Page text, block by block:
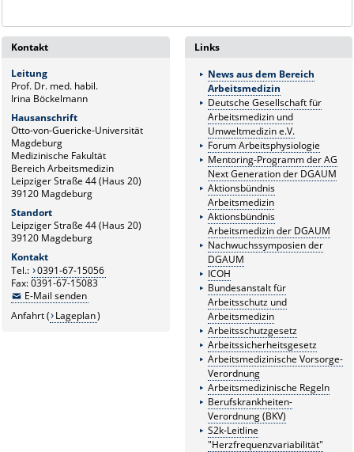
Kontakt
Leitung
Prof. Dr. med. habil.
Irina Böckelmann
Hausanschrift
Otto-von-Guericke-Universität
Magdeburg
Medizinische Fakultät
Bereich Arbeitsmedizin
Leipziger Straße 44 (Haus 20)
39120 Magdeburg
Standort
Leipziger Straße 44 (Haus 20)
39120 Magdeburg
Kontakt
Tel.: 0391-67-15056
Fax: 0391-67-15083
E-Mail senden
Anfahrt ( Lageplan)
Links
News aus dem Bereich
Arbeitsmedizin
Deutsche Gesellschaft für
Arbeitsmedizin und
Umweltmedizin e.V.
Forum Arbeitsphysiologie
Mentoring-Programm der AG
Next Generation der DGAUM
Aktionsbündnis
Arbeitsmedizin
Aktionsbündnis
Arbeitsmedizin der DGAUM
Nachwuchssymposien der
DGAUM
ICOH
Bundesanstalt für
Arbeitsschutz und
Arbeitsmedizin
Arbeitsschutzgesetz
Arbeitssicherheitsgesetz
Arbeitsmedizinische Vorsorge-
Verordnung
Arbeitsmedizinische Regeln
Berufskrankheiten-
Verordnung (BKV)
S2k-Leitline
"Herzfrequenzvariabilität"